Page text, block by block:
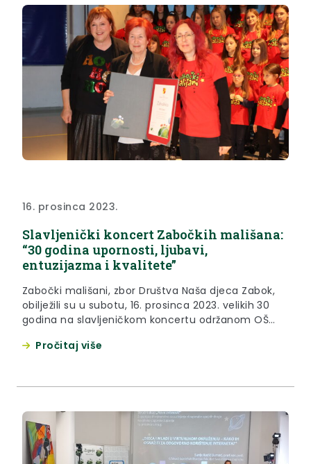
16. prosinca 2023.
Slavljenički koncert Zabočkih mališana:
“30 godina upornosti, ljubavi,
entuzijazma i kvalitete”
Zabočki mališani, zbor Društva Naša djeca Zabok,
obilježili su u subotu, 16. prosinca 2023. velikih 30
godina na slavljeničkom koncertu održanom OŠ
mnogobrojne Zabočane i Zabočanke, na koncertu
Pročitaj više